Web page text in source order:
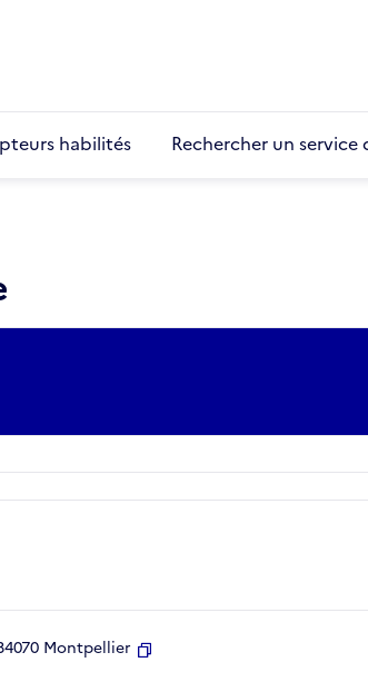
habilités Rechercher un
Montpellier